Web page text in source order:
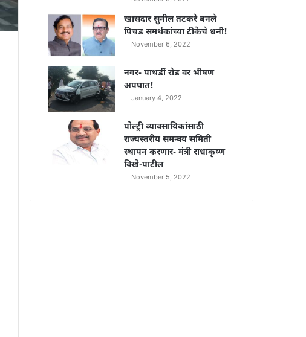
खासदार सुनील तटकरे बनले
पिचड समर्थकांच्या टीकेचे धनी!
November 6, 2022
नगर- पाथर्डी रोड वर भीषण
अपघात!
January 4, 2022
पोल्ट्री व्यावसायिकांसाठी
राज्यस्तरीय समन्वय समिती
स्थापन करणार- मंत्री राधाकृष्ण
विखे-पाटील
November 5, 2022